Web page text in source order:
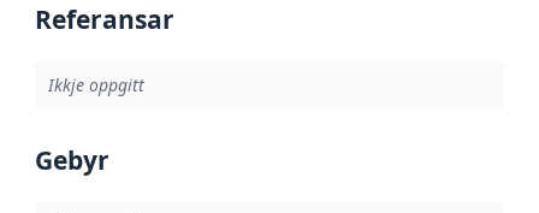
Referansar
Ikkje oppgitt
Gebyr